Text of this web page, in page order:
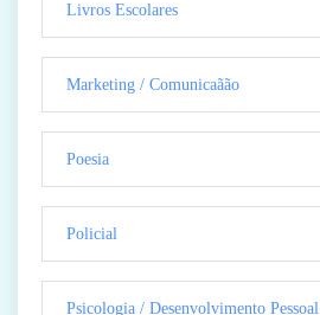
Livros Escolares
Marketing / Comunicaãão
Poesia
Policial
Psicologia / Desenvolvimento Pessoal